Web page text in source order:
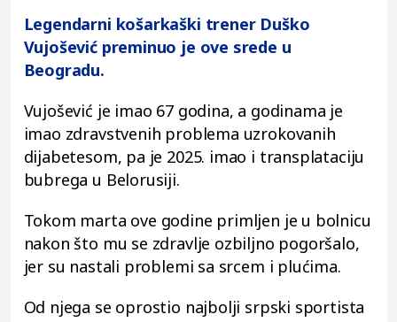
Legendarni košarkaški trener Duško
Vujošević preminuo je ove srede u
Beogradu.
Vujošević je imao 67 godina, a godinama je
imao zdravstvenih problema uzrokovanih
dijabetesom, pa je 2025. imao i transplataciju
bubrega u Belorusiji.
Tokom marta ove godine primljen je u bolnicu
nakon što mu se zdravlje ozbiljno pogoršalo,
jer su nastali problemi sa srcem i plućima.
Od njega se oprostio najbolji srpski sportista